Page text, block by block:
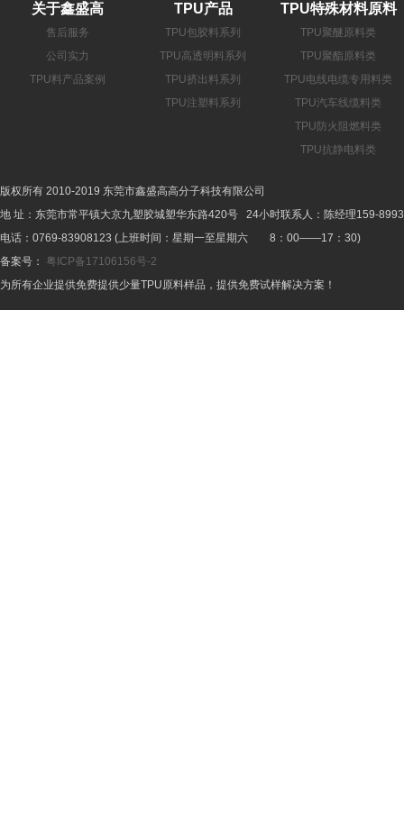
关于鑫盛高
售后服务
公司实力
TPU料产品案例
TPU产品
TPU包胶料系列
TPU高透明料系列
TPU挤出料系列
TPU注塑料系列
TPU特殊材料原料
TPU聚醚原料类
TPU聚酯原料类
TPU电线电缆专用料类
TPU汽车线缆料类
TPU防火阻燃料类
TPU抗静电料类
版权所有 2010-2019 东莞市鑫盛高高分子科技有限公司
地 址：东莞市常平镇大京九塑胶城塑华东路420号 24小时联系人：陈经理159-
电话：0769-83908123 (上班时间：星期一至星期六 8：00——17：30)
备案号： 粤ICP备17106156号-2
为所有企业提供免费提供少量TPU原料样品，提供免费试样解决方案！